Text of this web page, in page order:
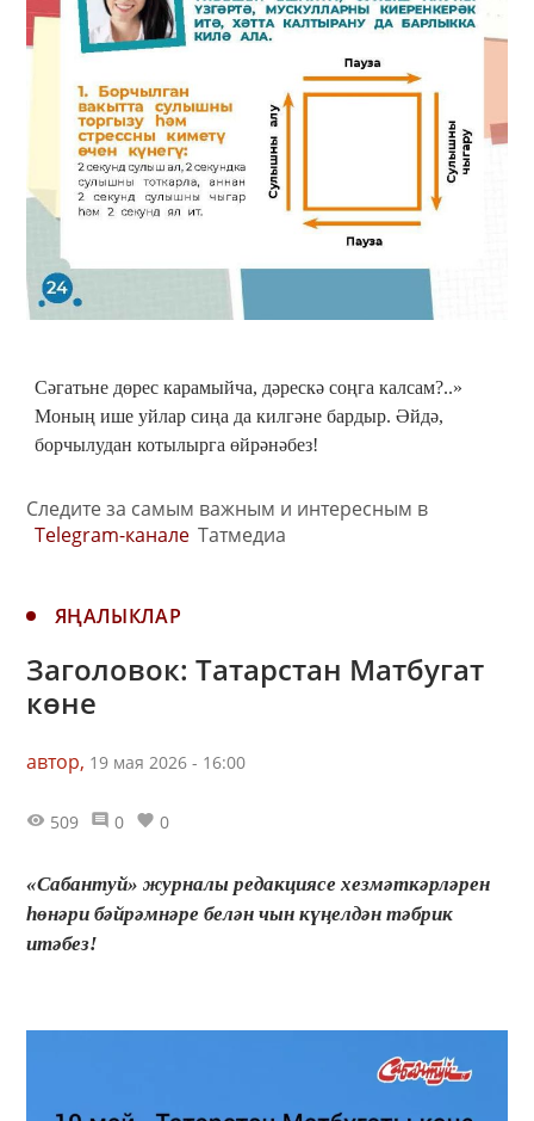
Сәгатьне дөрес карамыйча, дәрескә соңга калсам?..»
Моның ише уйлар сиңа да килгәне бардыр. Әйдә,
борчылудан котылырга өйрәнәбез!
Следите за самым важным и интересным в
Telegram-канале Татмедиа
ЯҢАЛЫКЛАР
Заголовок: Татарстан Матбугат
көне
автор, 19 мая 2026 - 16:00
509 0 0
«Сабантуй» журналы редакциясе хезмәткәрләрен
һөнәри бәйрәмнәре белән чын күңелдән тәбрик
итәбез!